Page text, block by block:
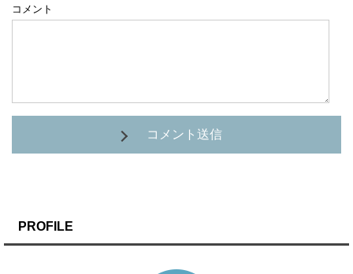
コメント
コメント送信
PROFILE